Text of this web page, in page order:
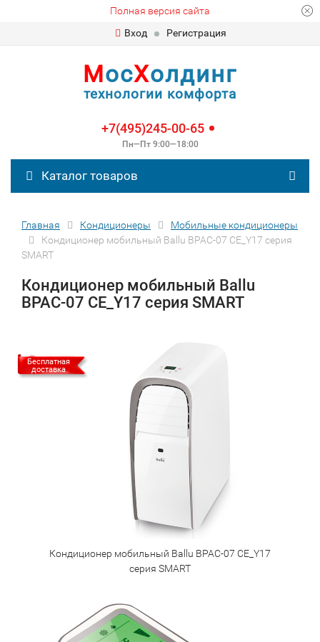
Полная версия сайта
Вход
Регистрация
МосХолдинг
технологии комфорта
+7(495)245-00-65
Пн—Пт 9:00—18:00
Каталог товаров
Главная Кондиционеры
Мобильные кондиционеры
Кондиционер мобильный Ballu BPAC-07 CE_Y17 серия
SMART
Кондиционер мобильный Ballu
BPAC-07 CE_Y17 серия SMART
Бесплатная
доставка
Кондиционер мобильный Ballu BPAC-07 CE_Y17
серия SMART